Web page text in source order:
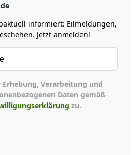
informiert: Eilmeldungen,
Jetzt anmelden!
Daten gemäß
zu.